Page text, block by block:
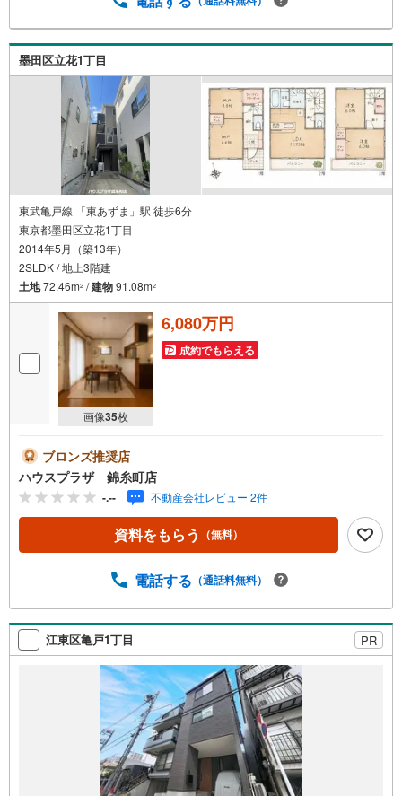
墨田区立花1丁目
東武亀戸線 「東あずま」駅 徒歩6分
東京都墨田区立花1丁目
2014年5月（築13年）
2SLDK / 地上3階建
土地72.46m2 /建物91.08m2
画像35枚
6,080万円
成約でもらえる
ブロンズ推奨店
ハウスプラザ 錦糸町店
-.-- 不動産会社レビュー 2件
資料をもらう （無料）
電話する （通話料無料）
江東区亀戸1丁目 PR